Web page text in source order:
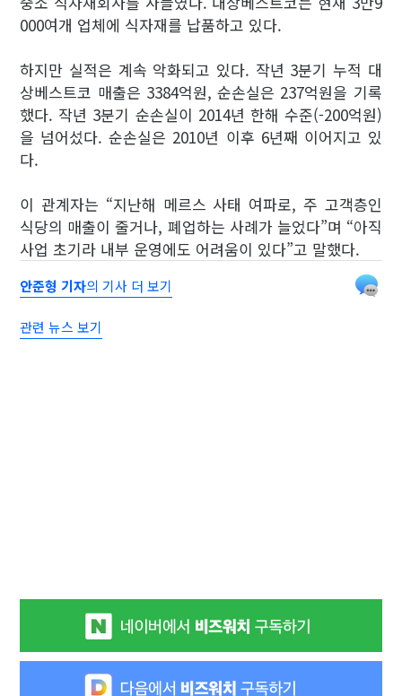
000여개 업체에 식자재를 납품하고 있다.
하지만 실적은 계속 악화되고 있다. 작년 3분기 누적 대
상베스트코 매출은 3384억원, 순손실은 237억원을 기록
했다. 작년 3분기 순손실이 2014년 한해 수준(-200억원)
을 넘어섰다. 순손실은 2010년 이후 6년째 이어지고 있
다.
이 관계자는 “지난해 메르스 사태 여파로, 주 고객층인
식당의 매출이 줄거나, 폐업하는 사례가 늘었다”며 “아직
사업 초기라 내부 운영에도 어려움이 있다”고 말했다.
안준형 기자의 기사 더 보기
관련 뉴스 보기